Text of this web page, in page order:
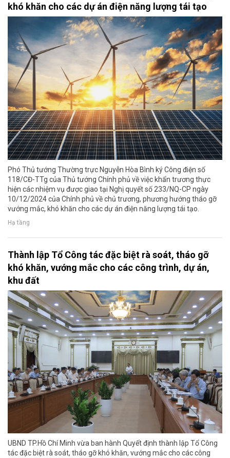
khó khăn cho các dự án điện năng lượng tái tạo
Phó Thủ tướng Thường trực Nguyễn Hòa Bình ký Công điện số
118/CĐ-TTg của Thủ tướng Chính phủ về việc khẩn trương thực
hiện các nhiệm vụ được giao tại Nghị quyết số 233/NQ-CP ngày
10/12/2024 của Chính phủ về chủ trương, phương hướng tháo gỡ
vướng mắc, khó khăn cho các dự án điện năng lượng tái tạo.
Hạ tầng
Thành lập Tổ Công tác đặc biệt rà soát, tháo gỡ
khó khăn, vướng mắc cho các công trình, dự án,
khu đất
UBND TP.Hồ Chí Minh vừa ban hành Quyết định thành lập Tổ Công
tác đặc biệt rà soát, tháo gỡ khó khăn, vướng mắc cho các công